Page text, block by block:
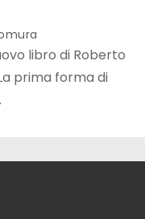
libro di Roberto
prima forma di